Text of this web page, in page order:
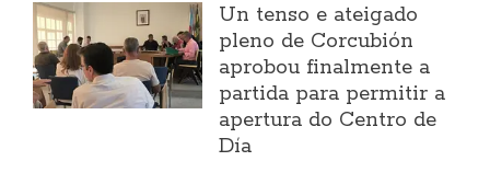
Un tenso e ateigado
pleno de Corcubión
aprobou finalmente a
partida para permitir a
apertura do Centro de
Día